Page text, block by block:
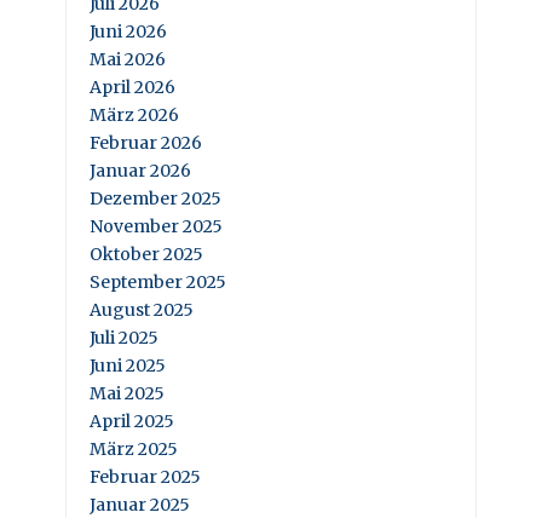
Juni 2026
Mai 2026
April 2026
März 2026
Februar 2026
Januar 2026
Dezember 2025
November 2025
Oktober 2025
September 2025
August 2025
Juli 2025
Juni 2025
Mai 2025
April 2025
März 2025
Februar 2025
Januar 2025